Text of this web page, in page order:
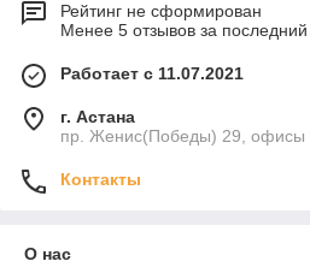
Рейтинг не сформирован
Менее 5 отзывов за последний
Работает с 11.07.2021
г. Астана
пр. Женис(Победы) 29, офисы
Контакты
О нас